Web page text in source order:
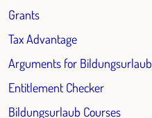
Grants
Tax Advantage
Arguments for Bildungsurlaub
Entitlement Checker
Bildungsurlaub Courses